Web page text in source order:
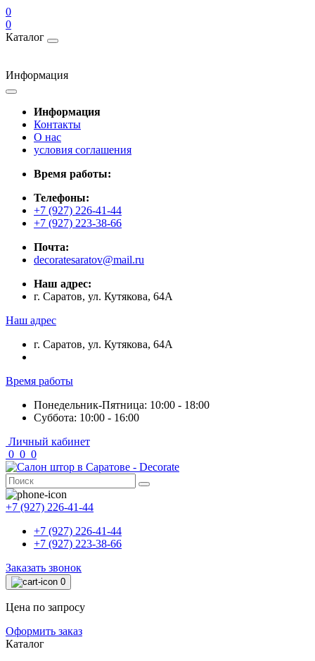
0
0
Каталог
Информация
Информация
Контакты
О нас
условия соглашения
Время работы:
Телефоны:
+7 (927) 226-41-44
+7 (927) 223-38-66
Почта:
decoratesaratov@mail.ru
Наш адрес:
г. Саратов, ул. Кутякова, 64А
Наш адрес
г. Саратов, ул. Кутякова, 64А
Время работы
Понедельник-Пятница: 10:00 - 18:00
Суббота: 10:00 - 16:00
Личный кабинет
0 0 0
+7 (927) 226-41-44
+7 (927) 226-41-44
+7 (927) 223-38-66
Заказать звонок
0
Цена по запросу
Оформить заказ
Каталог